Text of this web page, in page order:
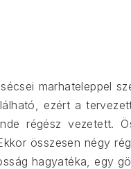
marhateleppel
ezért a
régész vezetett.
összesen négy
hagyatéka, egy